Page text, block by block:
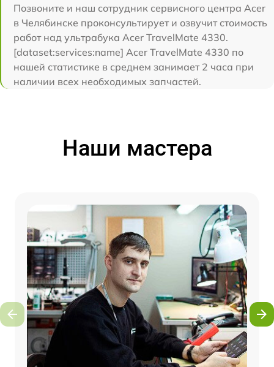
Позвоните и наш сотрудник сервисного центра Acer
в Челябинске проконсультирует и озвучит стоимость
работ над ультрабука Acer TravelMate 4330.
[dataset:services:name] Acer TravelMate 4330 по
нашей статистике в среднем занимает 2 часа при
наличии всех необходимых запчастей.
Наши мастера